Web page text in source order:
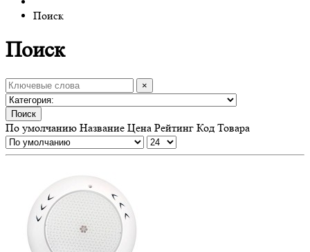
Поиск
Поиск
×
Поиск
По умолчанию Название Цена Рейтинг Код Товара